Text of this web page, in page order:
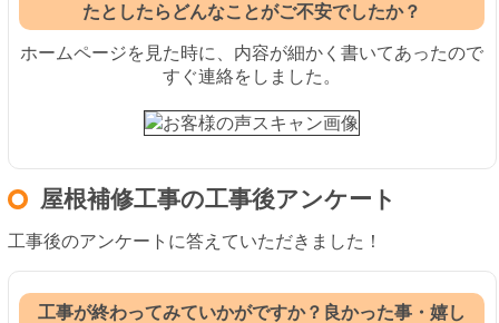
たとしたらどんなことがご不安でしたか？
ホームページを見た時に、内容が細かく書いてあったので
すぐ連絡をしました。
屋根補修工事の工事後アンケート
工事後のアンケートに答えていただきました！
工事が終わってみていかがですか？良かった事・嬉し